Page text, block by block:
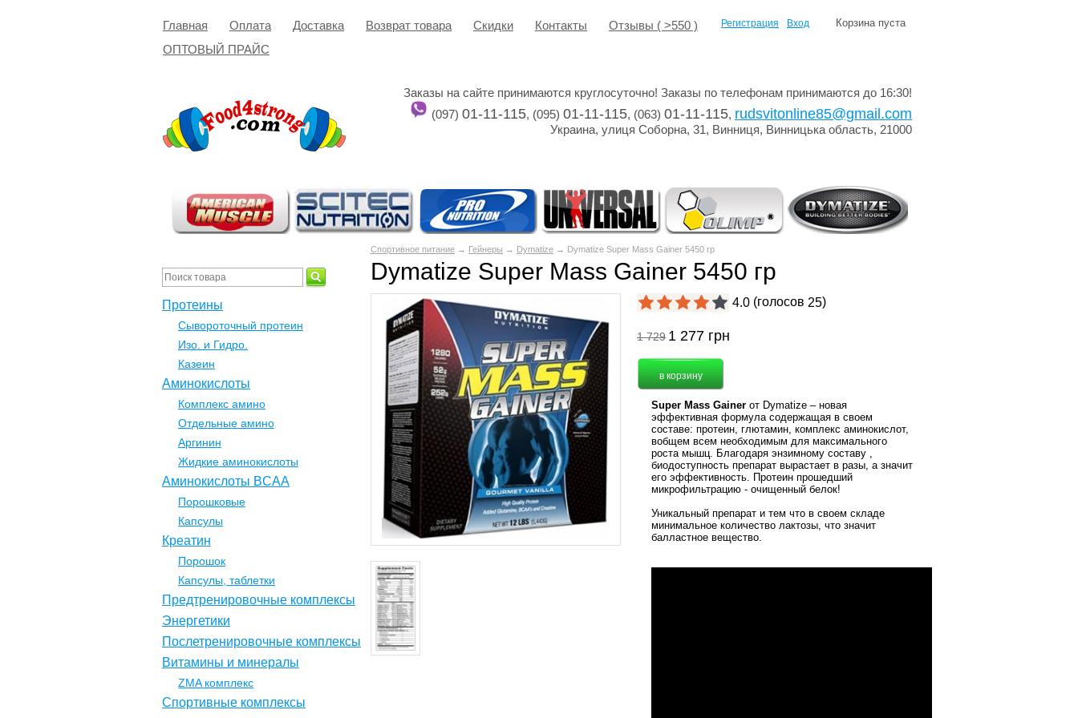
Главная Оплата Доставка Возврат товара Cкидки Контакты
Отзывы ( >550 )
ОПТОВЫЙ ПРАЙС
Корзина пуста
Регистрация Вход
Заказы на сайте принимаются круглосуточно! Заказы по телефонам принимаются до 16:30!
(097) 01-11-115, (095) 01-11-115, (063) 01-11-115, rudsvitonline85@gmail.com
Украина, улиця Соборна, 31, Винниця, Винницька область, 21000
Спортивное питание → Гейнеры → Dymatize → Dymatize Super Mass Gainer 5450 гр
Dymatize Super Mass Gainer 5450 гр
4.0 (голосов 25)
1 729 1 277 грн
Super Mass Gainer от Dymatize – новая
эффективная формула содержащая в своем
составе: протеин, глютамин, комплекс аминокислот,
вобщем всем необходимым для максимального
роста мышц. Благодаря энзимному составу ,
биодоступность препарат вырастает в разы, а значит
его эффективность. Протеин прошедший
микрофильтрацию - очищенный белок!
Уникальный препарат и тем что в своем складе
минимальное количество лактозы, что значит
балластное вещество.
Протеины
Сывороточный протеин
Изо. и Гидро.
Казеин
Аминокислоты
Комплекс амино
Отдельные амино
Аргинин
Жидкие аминокислоты
Аминокислоты BCAA
Порошковые
Капсулы
Креатин
Порошок
Капсулы, таблетки
Предтренировочные комплексы
Энергетики
Послетренировочные комплексы
Витамины и минералы
ZMA комплекс
Спортивные комплексы